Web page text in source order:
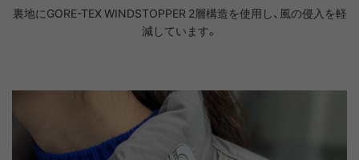
裏地にGORE-TEX WINDSTOPPER 2層構造を使用し、風の侵入を軽
減しています。